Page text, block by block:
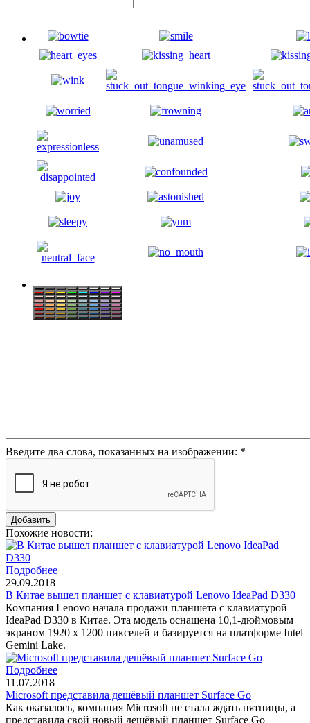
Введите два слова, показанных на изображении: *
Похожие новости:
Подробнее
29.09.2018
В Китае вышел планшет с клавиатурой Lenovo IdeaPad D330
Компания Lenovo начала продажи планшета с клавиатурой
IdeaPad D330 в Китае. Эта модель оснащена 10,1-дюймовым
экраном 1920 x 1200 пикселей и базируется на платформе Intel
Gemini Lake.
Подробнее
11.07.2018
Microsoft представила дешёвый планшет Surface Go
Как оказалось, компания Microsoft не стала ждать пятницы, а
представила свой новый дешёвый планшет Surface Go